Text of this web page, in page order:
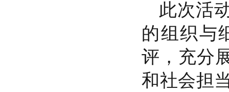
此次活
的组织与
评 ，充分
和社会担